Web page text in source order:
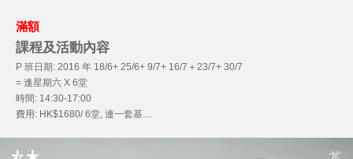
滿額
課程及活動內容
P 班日期: 2016 年 18/6+ 25/6+ 9/7+ 16/7＋23/7+ 30/7
= 逢星期六 X 6堂
時間: 14:30-17:00
費用: HK$1680/ 6堂, 連一套基....